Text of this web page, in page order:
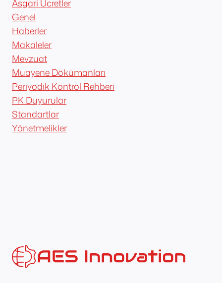
Asgari Ücretler
Genel
Haberler
Makaleler
Mevzuat
Muayene Dökümanları
Periyodik Kontrol Rehberi
PK Duyurular
Standartlar
Yönetmelikler